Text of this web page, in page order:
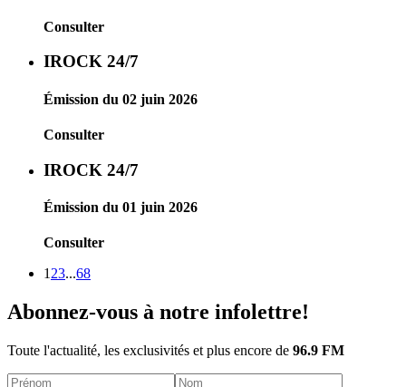
Consulter
IROCK 24/7
Émission du 02 juin 2026
Consulter
IROCK 24/7
Émission du 01 juin 2026
Consulter
1 23...68
Abonnez-vous à notre infolettre!
Toute l'actualité, les exclusivités et plus encore de 96.9 FM